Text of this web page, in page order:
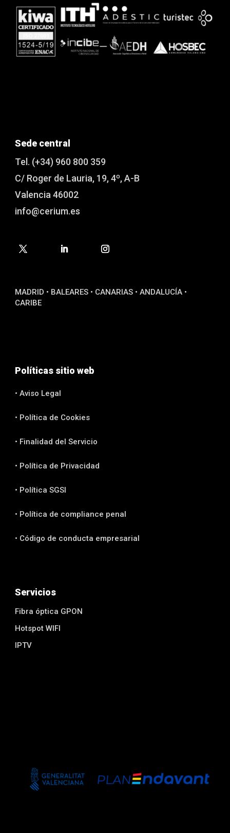
Sede central
Tel. (+34) 960 800 359
C/ Roger de Lauria, 19, 4º, A-B
Valencia 46002
info@cerium.es
MADRID • BALEARES • CANARIAS • ANDALUCÍA •
CARIBE
Políticas sitio web
• Aviso Legal
• Política de Cookies
• Finalidad del Servicio
• Política de Privacidad
• Política SGSI
• Política de compliance penal
• Código de conducta empresarial
Servicios
Fibra óptica GPON
Hotspot WIFI
IPTV